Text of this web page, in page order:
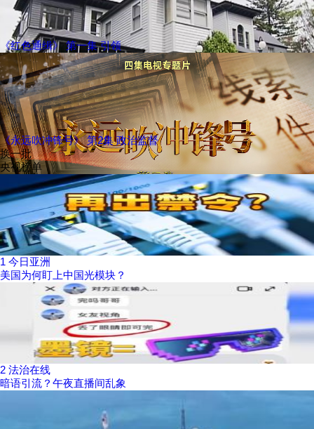
《红色通缉》 第一集 引领
《永远吹冲锋号》 第2集 政治监督
换一批
央视榜单
1 今日亚洲
美国为何盯上中国光模块？
2 法治在线
暗语引流？午夜直播间乱象